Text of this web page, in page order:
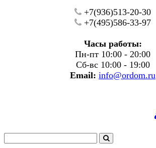
+7(936)513-20-30
+7(495)586-33-97
Часы работы:
Пн-пт 10:00 - 20:00
Сб-вс 10:00 - 19:00
Email: info@ordom.ru